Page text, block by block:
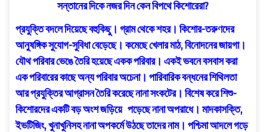
সন্তানের দিকে নজর দিনকেন বিপথে কিশোরেরা?
প্রযুক্তি বদলে দিয়েছে বহুকিছু। গ্রাম থেকে শহর। কিশোর-তরুণদের
আনুষঙ্গিক সুযোগ-সুবিধা বেড়েছে। কমেছে খেলার মাঠ, বিনোদনের জায়গা।
যৌথ পরিবার ভেঙে তৈরি হয়েছে একক পরিবার। একই ভবনে বসবাস করা
এক পরিবারের কাছে অন্য পরিবার অচেনা। পারিবারিক বন্ধনের শিথিলতা
আর প্রযুক্তির আগ্রাসন তৈরি করেছে নানা সংকটের। বিশেষ করে শিশু-
কিশোরদের একটি বড় অংশ জড়িয়ে পড়েছে নানা অপরাধে। মাদকাসক্তি,
ইভটিজিং, খুনাখুনিসহ নানা অপকর্মে উঠছে তাদের নাম। পশ্চিমা আদলে গড়ে